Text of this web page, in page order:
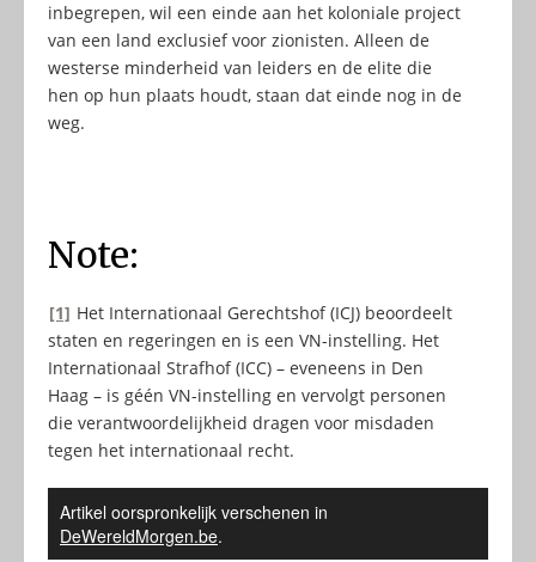
inbegrepen, wil een einde aan het koloniale project
van een land exclusief voor zionisten. Alleen de
westerse minderheid van leiders en de elite die
hen op hun plaats houdt, staan dat einde nog in de
weg.
Note:
[1] Het Internationaal Gerechtshof (ICJ) beoordeelt
staten en regeringen en is een VN-instelling. Het
Internationaal Strafhof (ICC) – eveneens in Den
Haag – is géén VN-instelling en vervolgt personen
die verantwoordelijkheid dragen voor misdaden
tegen het internationaal recht.
Artikel oorspronkelijk verschenen in
DeWereldMorgen.be.